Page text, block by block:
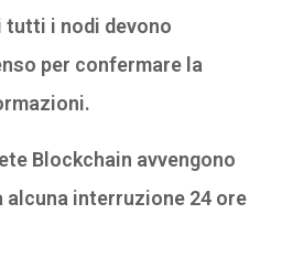
tutti i nodi devono
per confermare la
Blockchain avvengono
alcuna interruzione 24 ore